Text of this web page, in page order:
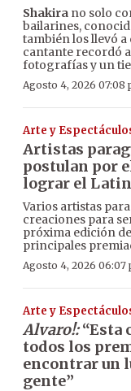
Shakira no solo
bailarines,
también los llevó
cantante recordó
fotografías y un
Agosto 4, 2026 07:08
Arte y
Artistas
postulan por
lograr el
Varios artistas
creaciones para
próxima edición
principales
Agosto 4, 2026 06:07
Arte y
Alvaro!:“Esta
todos los
encontrar un
gente”